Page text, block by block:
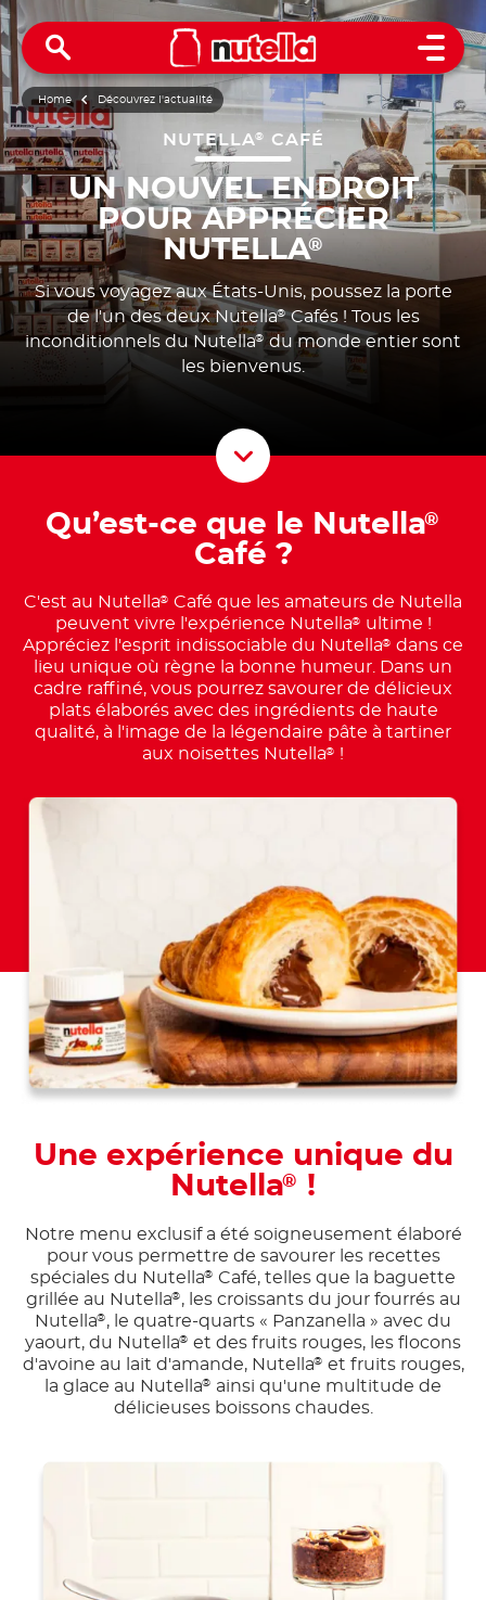
Open
Home Découvrez l'actualité
NUTELLA® CAFÉ
UN NOUVEL ENDROIT
POUR APPRÉCIER
NUTELLA®
Si vous voyagez aux États-Unis, poussez la porte
de l'un des deux Nutella®Cafés ! Tous les
inconditionnels du Nutella® du monde entier sont
les bienvenus.
Scroll
Qu’est-ce que le Nutella®
Café ?
C'est au Nutella® Café que les amateurs de Nutella
peuvent vivre l'expérience Nutella®
ultime !
Appréciez l'esprit indissociable du Nutella® dans ce
lieu unique où règne la bonne humeur. Dans un
cadre raffiné, vous pourrez savourer de délicieux
plats élaborés avec des ingrédients de haute
qualité, à l'image de la légendaire pâte à tartiner
aux noisettes Nutella® !
Une expérience unique du
Nutella® !
Notre menu exclusif a été soigneusement élaboré
pour vous permettre de savourer les recettes
spéciales du Nutella® Café, telles que la baguette
grillée au Nutella® , les croissants du jour fourrés au
Nutella® , le quatre-quarts « Panzanella » avec du
yaourt, du Nutella® et des fruits rouges, les flocons
d'avoine au lait d'amande, Nutella® et fruits rouges,
la glace au Nutella® ainsi qu'une multitude de
délicieuses boissons chaudes.